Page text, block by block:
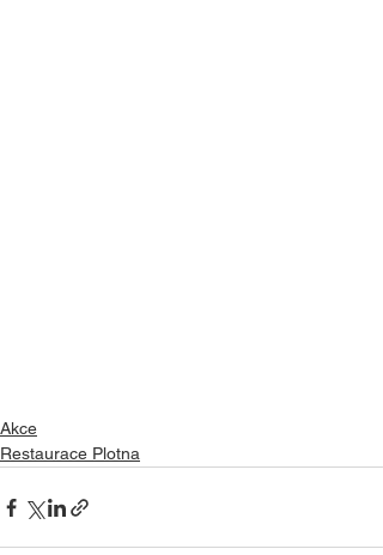
Akce
Restaurace Plotna